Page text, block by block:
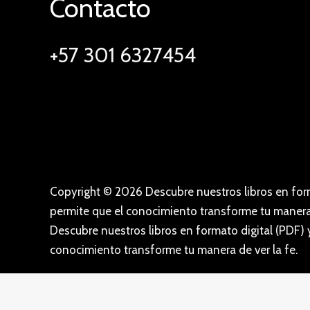
Contacto
+57 301 6327454
Copyright © 2026 Descubre nuestros libros en
permite que el conocimiento transforme tu
Descubre nuestros libros en formato digital (PDF)
conocimiento transforme tu manera de ver la fe.